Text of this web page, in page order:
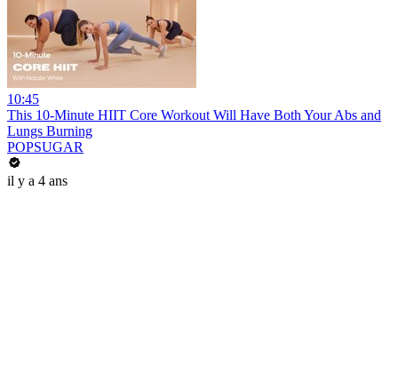
10:45
This 10-Minute HIIT Core Workout Will Have Both Your Abs and
Lungs Burning
POPSUGAR
il y a 4 ans